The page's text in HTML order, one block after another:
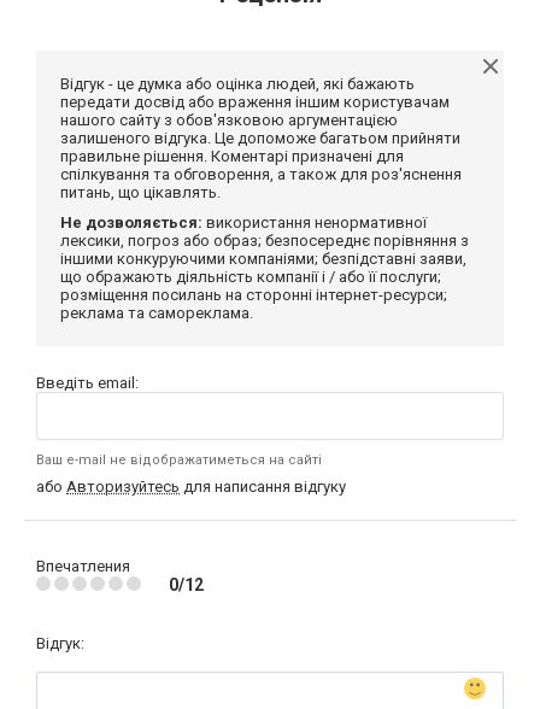
Відгук - це думка або оцінка людей, які бажають
передати досвід або враження іншим користувачам
нашого сайту з обов'язковою аргументацією
залишеного відгука. Це допоможе багатьом прийняти
правильне рішення. Коментарі призначені для
спілкування та обговорення, а також для роз'яснення
питань, що цікавлять.
Не дозволяється: використання ненормативної
лексики, погроз або образ; безпосереднє порівняння з
іншими конкуруючими компаніями; безпідставні заяви,
що ображають діяльність компанії і / або її послуги;
розміщення посилань на сторонні інтернет-ресурси;
реклама та самореклама.
Введіть email:
Ваш e-mail не відображатиметься на сайті
або Авторизуйтесь для написання відгуку
Впечатления
0/12
Відгук: